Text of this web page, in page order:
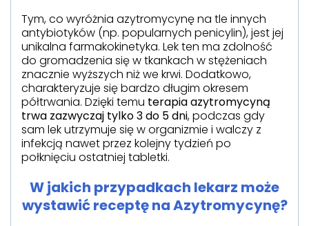
Tym, co wyróżnia azytromycynę na tle innych
antybiotyków (np. popularnych penicylin), jest jej
unikalna farmakokinetyka. Lek ten ma zdolność
do gromadzenia się w tkankach w stężeniach
znacznie wyższych niż we krwi. Dodatkowo,
charakteryzuje się bardzo długim okresem
półtrwania. Dzięki temu terapia azytromycyną
trwa zazwyczaj tylko 3 do 5 dni, podczas gdy
sam lek utrzymuje się w organizmie i walczy z
infekcją nawet przez kolejny tydzień po
połknięciu ostatniej tabletki.
W jakich przypadkach lekarz może
wystawić receptę na Azytromycynę?